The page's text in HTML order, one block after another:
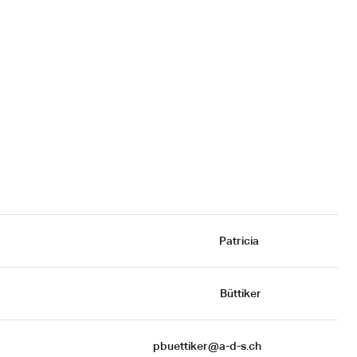
Patricia
Büttiker
pbuettiker@a-d-s.ch